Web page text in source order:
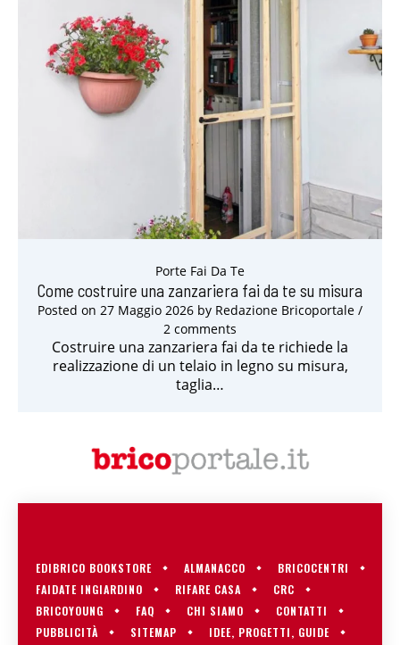
Porte Fai Da Te
Come costruire una zanzariera fai da te su misura
Posted on 27 Maggio 2026 by Redazione Bricoportale /
2 comments
Costruire una zanzariera fai da te richiede la
realizzazione di un telaio in legno su misura,
taglia…
EDIBRICO BOOKSTORE ALMANACCO
BRICOCENTRI
FAIDATE INGIARDINO
RIFARE CASA
CRC
BRICOYOUNG
FAQ CHI SIAMO
CONTATTI
PUBBLICITÀ
SITEMAP IDEE, PROGETTI, GUIDE